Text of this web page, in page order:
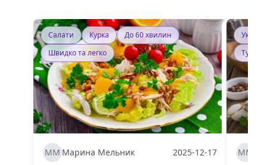
Салати Курка
До 60 хвилин
Швидко та легко
ММ Марина Мельник 2025-12-17 ММ